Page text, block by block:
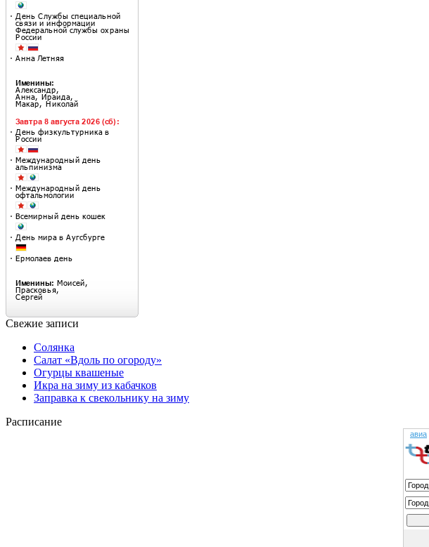
Свежие записи
Солянка
Салат «Вдоль по огороду»
Огурцы квашеные
Икра на зиму из кабачков
Заправка к свекольнику на зиму
Расписание
авиа